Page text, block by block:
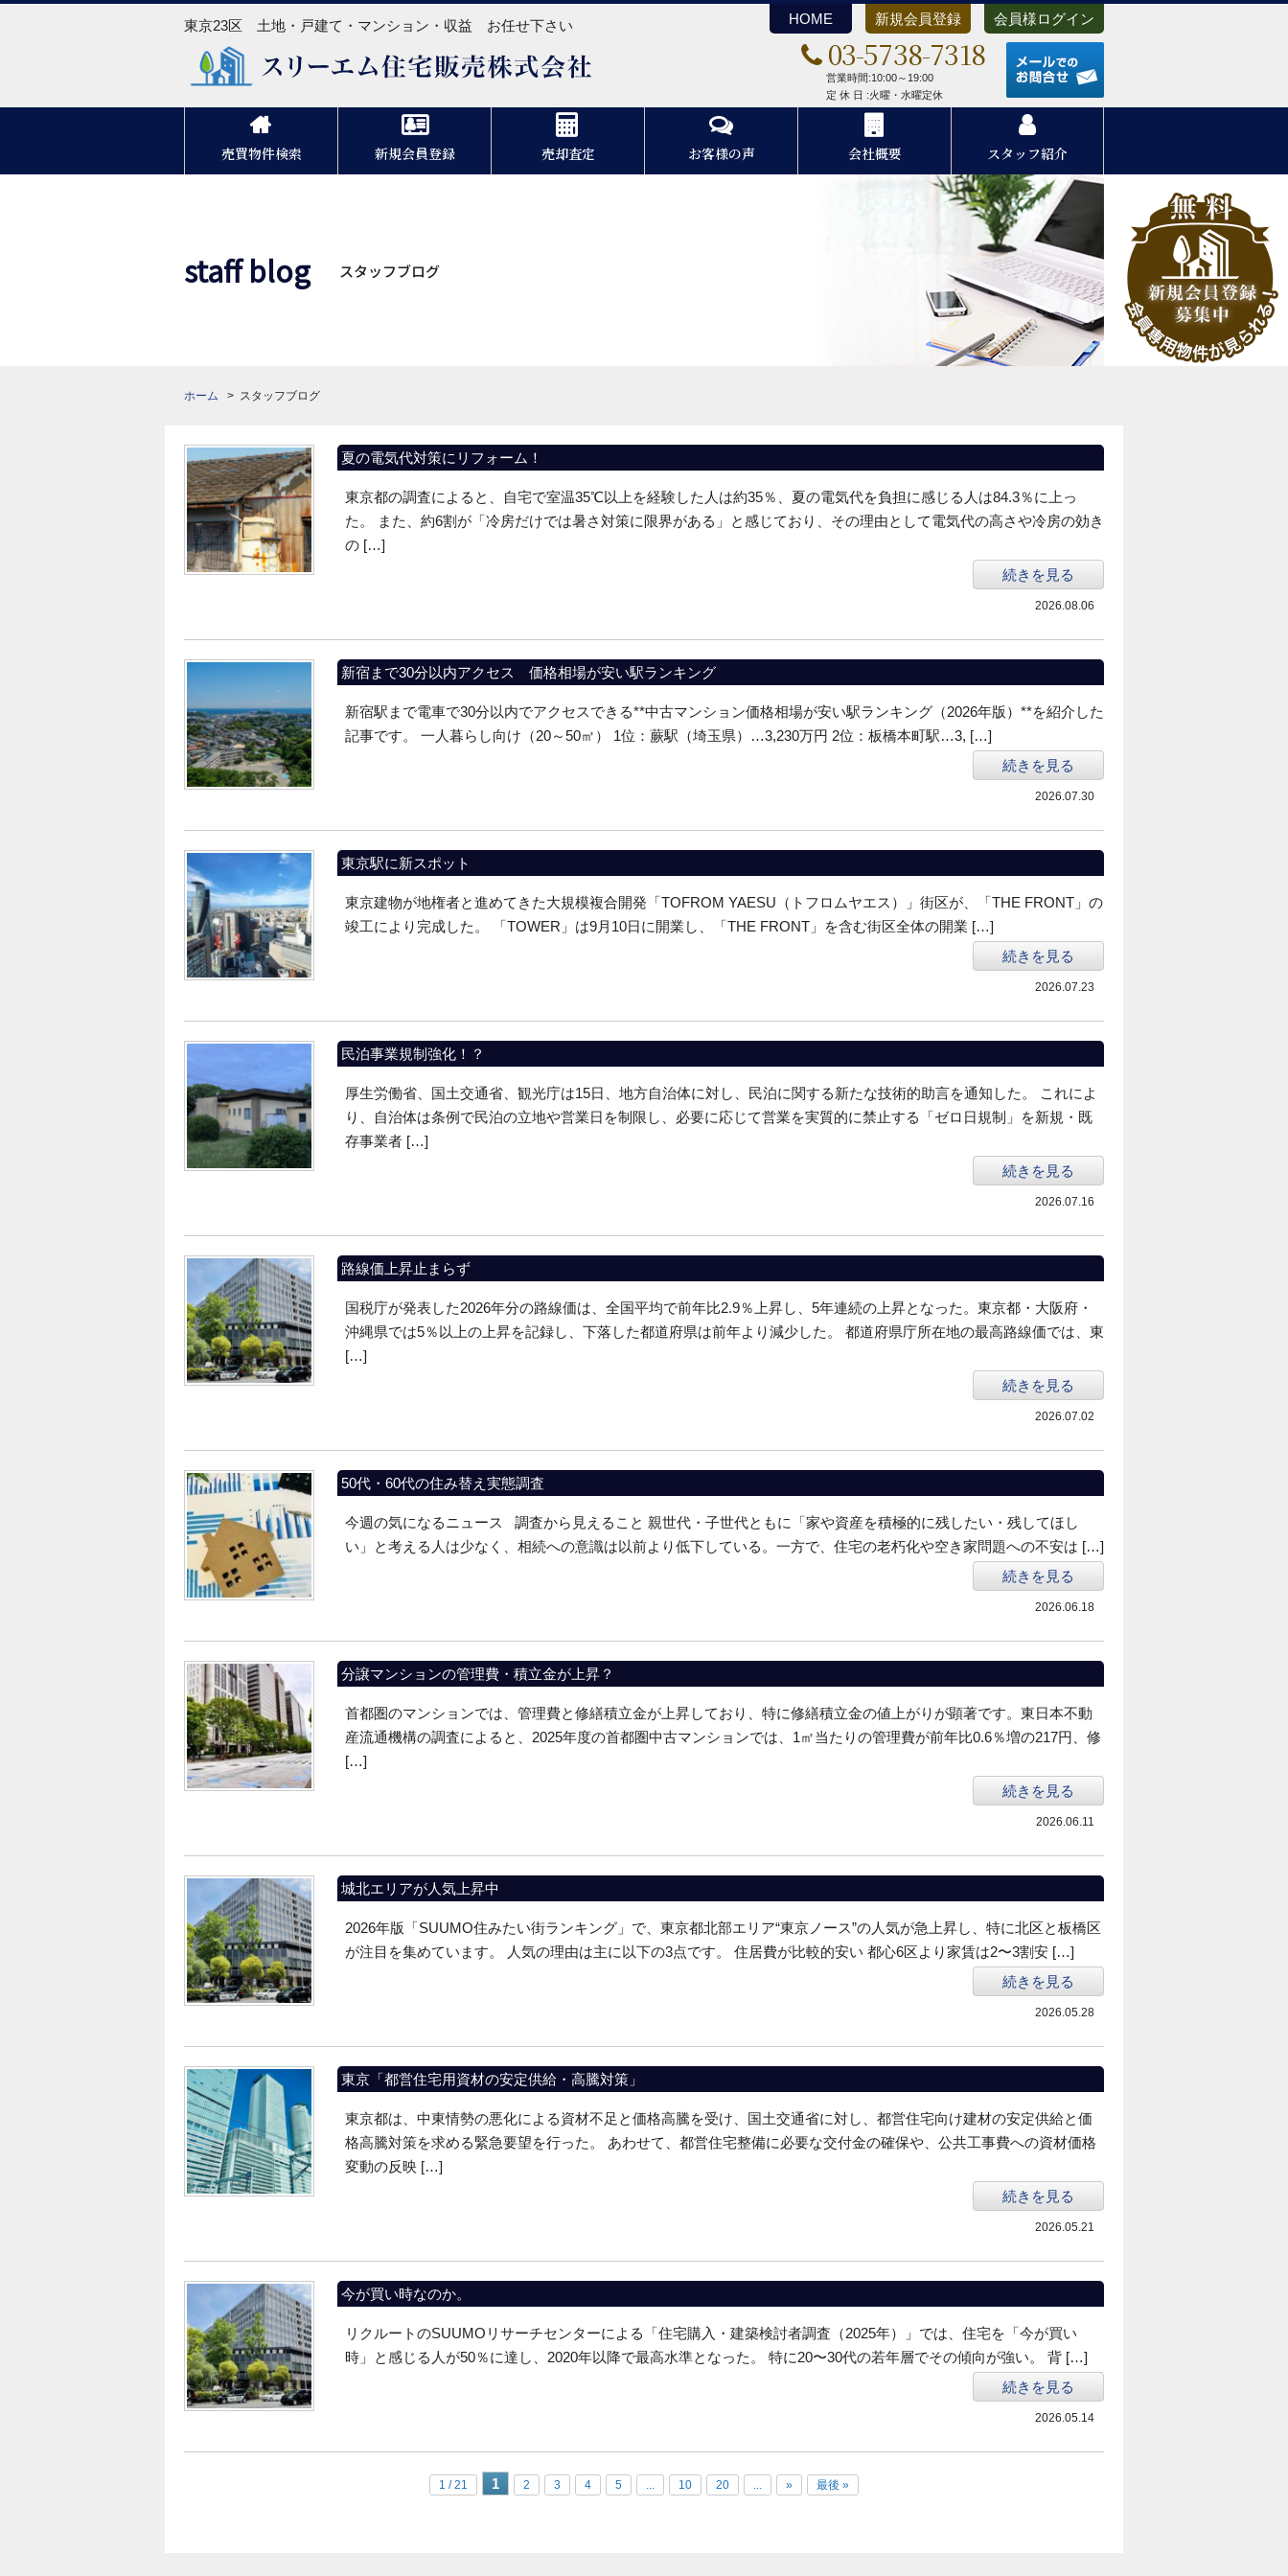
HOME 新規会員登録 会員様ログイン
東京23区 土地・戸建て・マンション・収益 お任せ下さい
スリーエム住宅販売株式会社03-5738-7318
営業時間:10:00～19:00
定 休 日 :火曜・水曜定休
売買物件検索 新規会員登録 売却査定 お客様の声 会社概要 スタッフ紹介
staff blog スタッフブログ
ホーム スタッフブログ
夏の電気代対策にリフォーム！
東京都の調査によると、自宅で室温35℃以上を経験した人は約35％、夏の電気代を負担に感じる人は84.3％に上っ
た。 また、約6割が「冷房だけでは暑さ対策に限界がある」と感じており、その理由として電気代の高さや冷房の効き
の […]
続きを見る
2026.08.06
新宿まで30分以内アクセス 価格相場が安い駅ランキング
新宿駅まで電車で30分以内でアクセスできる**中古マンション価格相場が安い駅ランキング（2026年版）**を紹介した
記事です。 一人暮らし向け（20～50㎡） 1位：蕨駅（埼玉県）…3,230万円 2位：板橋本町駅…3, […]
続きを見る
2026.07.30
東京駅に新スポット
東京建物が地権者と進めてきた大規模複合開発「TOFROM YAESU（トフロムヤエス）」街区が、「THE FRONT」の
竣工により完成した。 「TOWER」は9月10日に開業し、「THE FRONT」を含む街区全体の開業 […]
続きを見る
2026.07.23
民泊事業規制強化！？
厚生労働省、国土交通省、観光庁は15日、地方自治体に対し、民泊に関する新たな技術的助言を通知した。 これによ
り、自治体は条例で民泊の立地や営業日を制限し、必要に応じて営業を実質的に禁止する「ゼロ日規制」を新規・既
存事業者 […]
続きを見る
2026.07.16
路線価上昇止まらず
国税庁が発表した2026年分の路線価は、全国平均で前年比2.9％上昇し、5年連続の上昇となった。東京都・大阪府・
沖縄県では5％以上の上昇を記録し、下落した都道府県は前年より減少した。 都道府県庁所在地の最高路線価では、東
[…]
続きを見る
2026.07.02
50代・60代の住み替え実態調査
今週の気になるニュース 調査から見えること 親世代・子世代ともに「家や資産を積極的に残したい・残してほし
い」と考える人は少なく、相続への意識は以前より低下している。一方で、住宅の老朽化や空き家問題への不安は […]
続きを見る
2026.06.18
分譲マンションの管理費・積立金が上昇？
首都圏のマンションでは、管理費と修繕積立金が上昇しており、特に修繕積立金の値上がりが顕著です。東日本不動
産流通機構の調査によると、2025年度の首都圏中古マンションでは、1㎡当たりの管理費が前年比0.6％増の217円、修
[…]
続きを見る
2026.06.11
城北エリアが人気上昇中
2026年版「SUUMO住みたい街ランキング」で、東京都北部エリア“東京ノース”の人気が急上昇し、特に北区と板橋区
が注目を集めています。 人気の理由は主に以下の3点です。 住居費が比較的安い 都心6区より家賃は2〜3割安 […]
続きを見る
2026.05.28
東京「都営住宅用資材の安定供給・高騰対策」
東京都は、中東情勢の悪化による資材不足と価格高騰を受け、国土交通省に対し、都営住宅向け建材の安定供給と価
格高騰対策を求める緊急要望を行った。 あわせて、都営住宅整備に必要な交付金の確保や、公共工事費への資材価格
変動の反映 […]
続きを見る
2026.05.21
今が買い時なのか。
リクルートのSUUMOリサーチセンターによる「住宅購入・建築検討者調査（2025年）」では、住宅を「今が買い
時」と感じる人が50％に達し、2020年以降で最高水準となった。 特に20〜30代の若年層でその傾向が強い。 背 […]
続きを見る
2026.05.14
1 / 21 1 2 3 4 5 ... 10 20 ... » 最後 »